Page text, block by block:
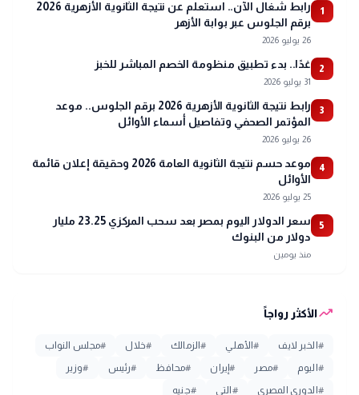
1
رابط شغال الآن.. استعلم عن نتيجة الثانوية الأزهرية 2026
برقم الجلوس عبر بوابة الأزهر
26 يوليو 2026
2 غدًا.. بدء تطبيق منظومة الخصم المباشر للخبز
31 يوليو 2026
3
رابط نتيجة الثانوية الأزهرية 2026 برقم الجلوس.. موعد
المؤتمر الصحفي وتفاصيل أسماء الأوائل
26 يوليو 2026
4
موعد حسم نتيجة الثانوية العامة 2026 وحقيقة إعلان قائمة
الأوائل
25 يوليو 2026
5
سعر الدولار اليوم بمصر بعد سحب المركزي 23.25 مليار
دولار من البنوك
منذ يومين
trending_upالأكثر رواجاً
# الخبر لايف #الأهلي #الزمالك #خلال #مجلس النواب
# اليوم #مصر #إيران #محافظ #رئيس #وزير
# الدوري المصري # التي #جنيه